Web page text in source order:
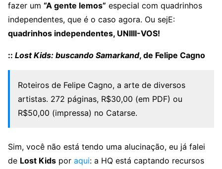
fazer um “A gente lemos” especial com quadrinhos
independentes, que é o caso agora. Ou sejE:
quadrinhos independentes, UNIIII-VOS!
:: Lost Kids: buscando Samarkand, de Felipe Cagno
Roteiros de Felipe Cagno, a arte de diversos
artistas. 272 páginas, R$30,00 (em PDF) ou
R$50,00 (impressa) no Catarse.
Sim, você não está tendo uma alucinação, eu já falei
de Lost Kids por aqui: a HQ está captando recursos